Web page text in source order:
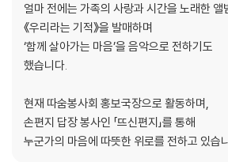
2.화내고 돌아서던 밤
3.미안하다는 말 대신
6장 너에게 꼭 주고 싶은 마음
2.넘어져도 괜찮아
3.너는 너라서 충분해
얼마 전에는 가족의 사랑과 시간을 노래한 앨
《우리라는 기적》을 발매하며
‘함께 살아가는 마음’을 음악으로 전하기도
했습니다.
현재 따숨봉사회 홍보국장으로 활동하며,
손편지 답장 봉사인 「뜨신편지」를 통해
누군가의 마음에 따뜻한 위로를 전하고 있습